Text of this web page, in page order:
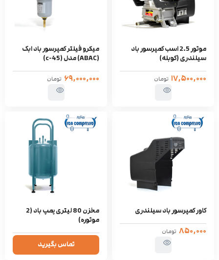
موتور 2.5 اسب کمپرسور باد
سیلندری (کوبله)
۱۷,۵۰۰,۰۰۰ تومان
میکرو فیلتر کمپرسور باد ابک
(ABAC) مدل (c-45)
۶۹,۰۰۰,۰۰۰ تومان
کاور کمپرسور باد سیلندری
۸۵۰,۰۰۰ تومان
مخزن 80 لیتری پمپ باد (2
موتوره)
تماس بگیرید